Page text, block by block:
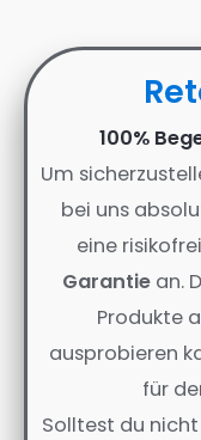
100%
Um
bei uns
eine
Garantie an.
Produkte
ausprobieren
für
Solltest du